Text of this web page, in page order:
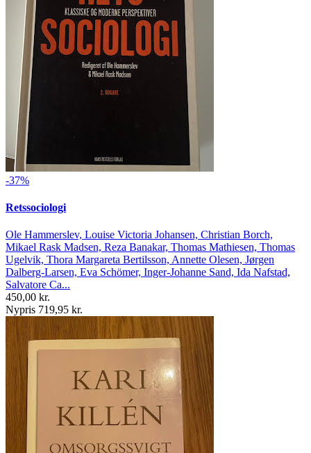
-37%
Retssociologi
Ole Hammerslev, Louise Victoria Johansen, Christian Borch,
Mikael Rask Madsen, Reza Banakar, Thomas Mathiesen, Thomas
Ugelvik, Thora Margareta Bertilsson, Annette Olesen, Jørgen
Dalberg-Larsen, Eva Schömer, Inger-Johanne Sand, Ida Nafstad,
Salvatore Ca...
450,00 kr.
Nypris 719,95 kr.